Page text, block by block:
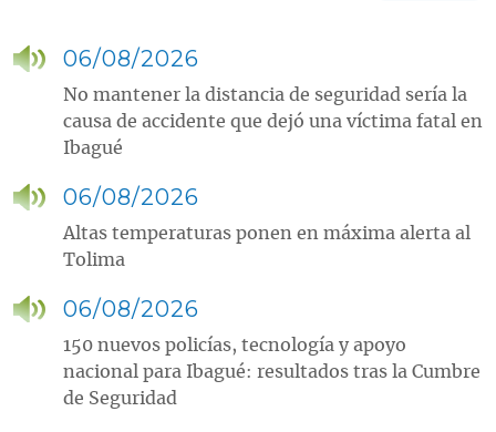
06/08/2026
No mantener la distancia de seguridad sería la
causa de accidente que dejó una víctima fatal en
Ibagué
06/08/2026
Altas temperaturas ponen en máxima alerta al
Tolima
06/08/2026
150 nuevos policías, tecnología y apoyo
nacional para Ibagué: resultados tras la Cumbre
de Seguridad